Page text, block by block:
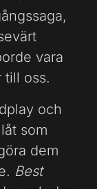
vara
till oss.
och
som
dem
Best